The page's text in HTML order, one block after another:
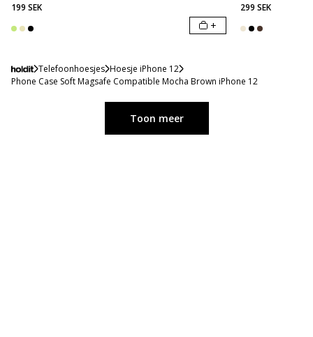
199 SEK
+
299 SEK
Telefoonhoesjes Hoesje iPhone 12
Phone Case Soft Magsafe Compatible Mocha Brown iPhone 12
Toon meer